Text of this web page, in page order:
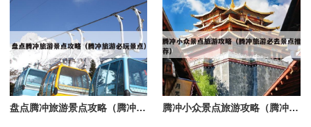
盘点腾冲旅游景点攻略（腾冲旅游必玩景点） 腾冲小众景点旅游攻略（腾冲旅游必去景点推荐）